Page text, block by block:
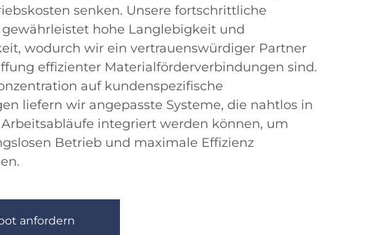
senken. Unsere fortschrittliche
gewährleistet hohe Langlebigkeit und
wodurch wir ein vertrauenswürdiger Partner
effizienter Materialförderverbindungen sind.
auf kundenspezifische
liefern wir angepasste Systeme, die nahtlos in
integriert werden können, um
Betrieb und maximale Effizienz
anfordern